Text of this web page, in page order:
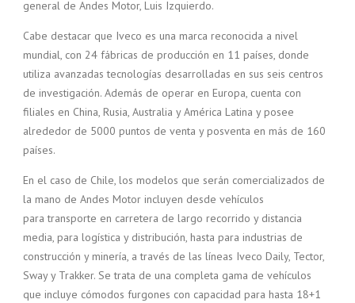
general de Andes Motor, Luis Izquierdo.
Cabe destacar que Iveco es una marca reconocida a nivel
mundial, con 24 fábricas de producción en 11 países, donde
utiliza avanzadas tecnologías desarrolladas en sus seis centros
de investigación. Además de operar en Europa, cuenta con
filiales en China, Rusia, Australia y América Latina y posee
alrededor de 5000 puntos de venta y posventa en más de 160
países.
En el caso de Chile, los modelos que serán comercializados de
la mano de Andes Motor incluyen desde vehículos
para transporte en carretera de largo recorrido y distancia
media, para logística y distribución, hasta para industrias de
construcción y minería, a través de las líneas Iveco Daily, Tector,
Sway y Trakker. Se trata de una completa gama de vehículos
que incluye cómodos furgones con capacidad para hasta 18+1